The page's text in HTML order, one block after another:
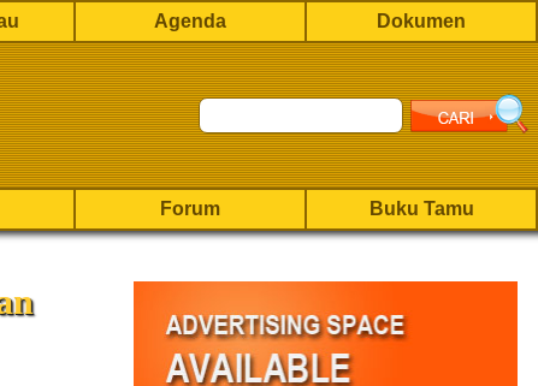
Agenda Dokumen
Forum Buku Tamu